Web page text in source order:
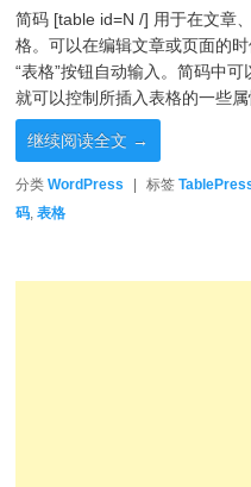
简码 [table id=N /] 用于在文章
格。可以在编辑文章或页面的
“表格”按钮自动输入。简码中
就可以控制所插入表格的一些属
继续阅读全文 →
分类 WordPress | 标签
码,表格